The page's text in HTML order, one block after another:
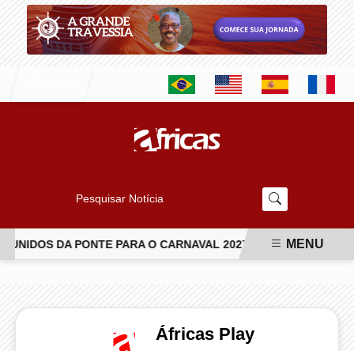
Pesquisar Notícia
DA PONTE PARA O CARNAVAL 2027 CANTORA
MENU
Áfricas Play